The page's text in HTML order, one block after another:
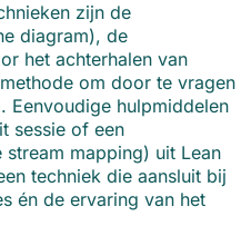
zijn de
diagram), de
het achterhalen van
om door te vragen
Eenvoudige hulpmiddelen
sessie of een
mapping) uit Lean
techniek die aansluit bij
én de ervaring van het